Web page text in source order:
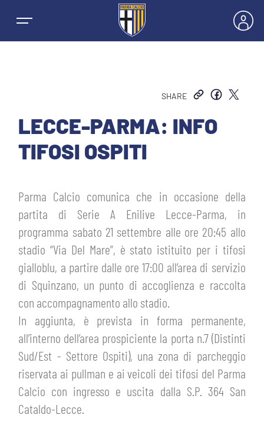
NEWS
SQUADRE
PRIMA SQUADRA FEMMINILE
GIOVANILE MASCHILE
GIOVANILE FEMMINILE
STAGIONE
MASCHILE
FEMMINILE
HOSPITALITY
HOSPITALITY
MUSEUM CLUB EXPERIENCE
BIGLIETTI
ABBONAMENTI
INFO BIGLIETTI
TARDINI CARD
INFORMAZIONI ACCREDITI
SHOP
ESPORTS
IL CLUB
SHARE
LECCE-PARMA: INFO
TIFOSI OSPITI
Parma Calcio comunica che in occasione della
partita di Serie A Enilive Lecce-Parma, in
programma sabato 21 settembre alle ore 20:45 allo
stadio “Via Del Mare”, è stato istituito per i tifosi
gialloblu, a partire dalle ore 17:00 all’area di servizio
di Squinzano, un punto di accoglienza e raccolta
con accompagnamento allo stadio.
In aggiunta, è prevista in forma permanente,
all’interno dell’area prospiciente la porta n.7 (Distinti
Sud/Est - Settore Ospiti), una zona di parcheggio
riservata ai pullman e ai veicoli dei tifosi del Parma
Calcio con ingresso e uscita dalla S.P. 364 San
Cataldo-Lecce.